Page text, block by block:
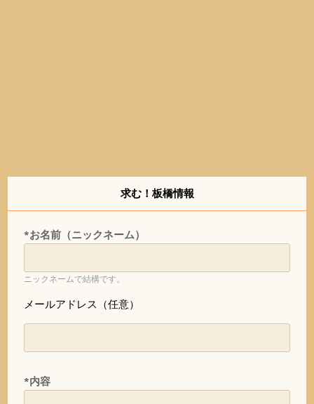
求む！板橋情報
*お名前（ニックネーム）
ニックネームで結構です。
メールアドレス（任意）
*内容